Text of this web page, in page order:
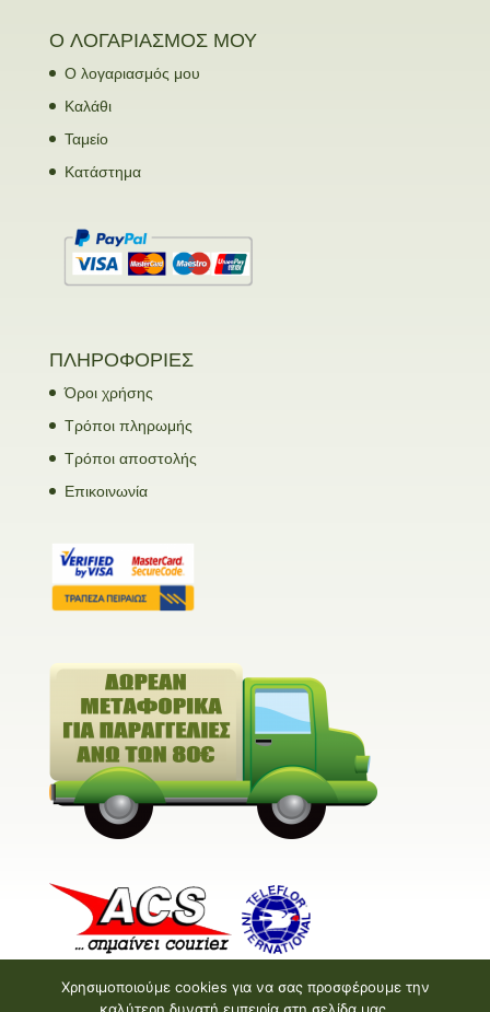
Ο ΛΟΓΑΡΙΑΣΜΟΣ ΜΟΥ
Ο λογαριασμός μου
Καλάθι
Ταμείο
Κατάστημα
ΠΛΗΡΟΦΟΡΙΕΣ
Όροι χρήσης
Τρόποι πληρωμής
Τρόποι αποστολής
Επικοινωνία
Χρησιμοποιούμε cookies για να σας προσφέρουμε την